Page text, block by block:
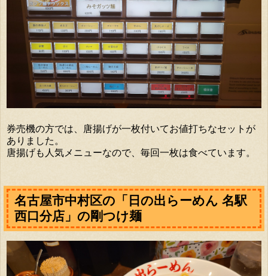
券売機の方では、唐揚げが一枚付いてお値打ちなセットが
ありました。
唐揚げも人気メニューなので、毎回一枚は食べています。
名古屋市中村区の「日の出らーめん 名駅
西口分店」の剛つけ麺